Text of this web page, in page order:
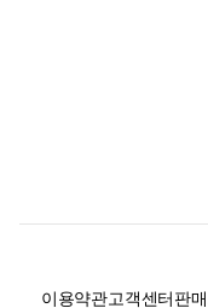
이용약관고객센터판매